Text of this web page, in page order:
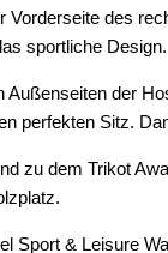
Vorderseite des
sportliche Design.
Außenseiten der
perfekten Sitz.
zu dem Trikot
Sport & Leisure